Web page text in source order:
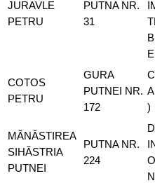
JURAVLE
PETRU
PUTNA NR.
31
COTOS
PETRU
GURA
PUTNEI NR.
172
)
MĂNĂSTIREA
SIHĂSTRIA
PUTNEI
PUTNA NR.
224